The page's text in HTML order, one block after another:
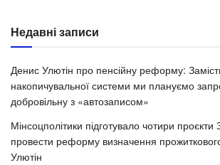
Недавні записи
Денис Улютін про пенсійну реформу:
накопичувальної системи ми плануємо
добровільну з «автозаписом»
Мінсоцполітики підготувало чотири проєкти
провести реформу визначення
Улютін